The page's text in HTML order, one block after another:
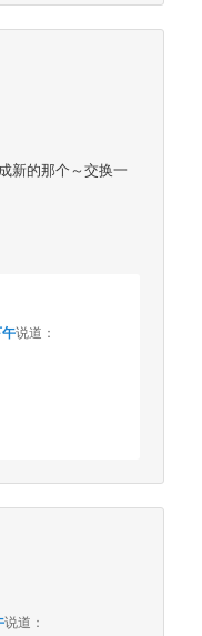
新的那个～交换一
说道：
说道：